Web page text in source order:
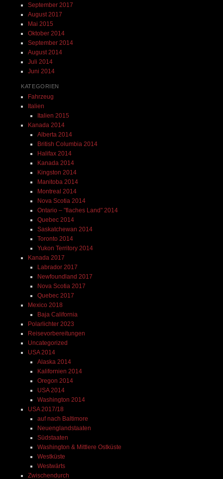
September 2017
August 2017
Mai 2015
Oktober 2014
September 2014
August 2014
Juli 2014
Juni 2014
KATEGORIEN
Fahrzeug
Italien
Italien 2015
Kanada 2014
Alberta 2014
British Columbia 2014
Halifax 2014
Kanada 2014
Kingston 2014
Manitoba 2014
Montreal 2014
Nova Scotia 2014
Ontario – "flaches Land" 2014
Quebec 2014
Saskatchewan 2014
Toronto 2014
Yukon Territory 2014
Kanada 2017
Labrador 2017
Newfoundland 2017
Nova Scotia 2017
Quebec 2017
Mexico 2018
Baja California
Polarlichter 2023
Reisevorbereitungen
Uncategorized
USA 2014
Alaska 2014
Kalifornien 2014
Oregon 2014
USA 2014
Washington 2014
USA 2017/18
auf nach Baltimore
Neuenglandstaaten
Südstaaten
Washington & Mittlere Ostküste
Westküste
Westwärts
Zwischendurch